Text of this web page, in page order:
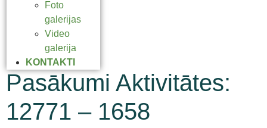
Foto
galerijas
Video
galerija
KONTAKTI
Pasākumi Aktivitātes:
12771 – 1658